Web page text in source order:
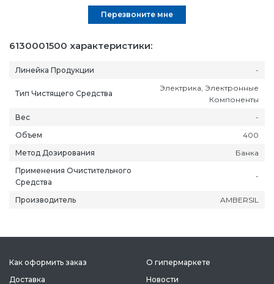
6130001500 характеристики:
Линейка Продукции -
Тип Чистящего Средства
Электрика, Электронные
Компоненты
Вес
-
Объем
400
Метод Дозирования
Банка
Применения Очистительного
Средства
-
Производитель AMBERSIL
Перезвоните мне
Как оформить заказ
Доставка
О гипермаркете
Новости